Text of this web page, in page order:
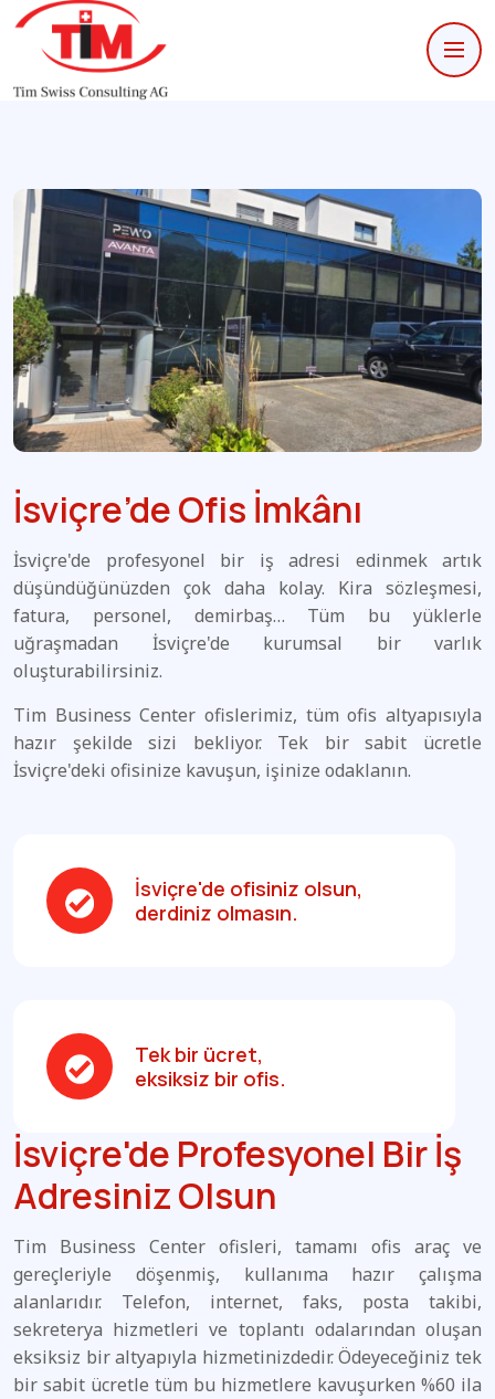
İsviçre’de Ofis İmkânı
İsviçre'de profesyonel bir iş adresi edinmek artık
düşündüğünüzden çok daha kolay. Kira sözleşmesi,
fatura, personel, demirbaş… Tüm bu yüklerle
uğraşmadan İsviçre'de kurumsal bir varlık
oluşturabilirsiniz.
Tim Business Center ofislerimiz, tüm ofis altyapısıyla
hazır şekilde sizi bekliyor. Tek bir sabit ücretle
İsviçre'deki ofisinize kavuşun, işinize odaklanın.
İsviçre'de ofisiniz olsun,
derdiniz olmasın.
Tek bir ücret,
eksiksiz bir ofis.
İsviçre'de Profesyonel Bir İş
Adresiniz Olsun
Tim Business Center ofisleri, tamamı ofis araç ve
gereçleriyle döşenmiş, kullanıma hazır çalışma
alanlarıdır. Telefon, internet, faks, posta takibi,
sekreterya hizmetleri ve toplantı odalarından oluşan
eksiksiz bir altyapıyla hizmetinizdedir. Ödeyeceğiniz tek
bir sabit ücretle tüm bu hizmetlere kavuşurken %60 ila